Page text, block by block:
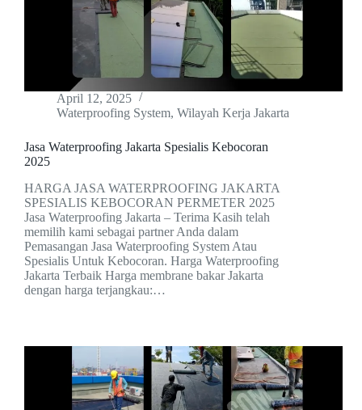
April 12, 2025
Waterproofing System, Wilayah Kerja Jakarta
Jasa Waterproofing Jakarta Spesialis Kebocoran
2025
HARGA JASA WATERPROOFING JAKARTA
SPESIALIS KEBOCORAN PERMETER 2025
Jasa Waterproofing Jakarta – Terima Kasih telah
memilih kami sebagai partner Anda dalam
Pemasangan Jasa Waterproofing System Atau
Spesialis Untuk Kebocoran. Harga Waterproofing
Jakarta Terbaik Harga membrane bakar Jakarta
dengan harga terjangkau:…